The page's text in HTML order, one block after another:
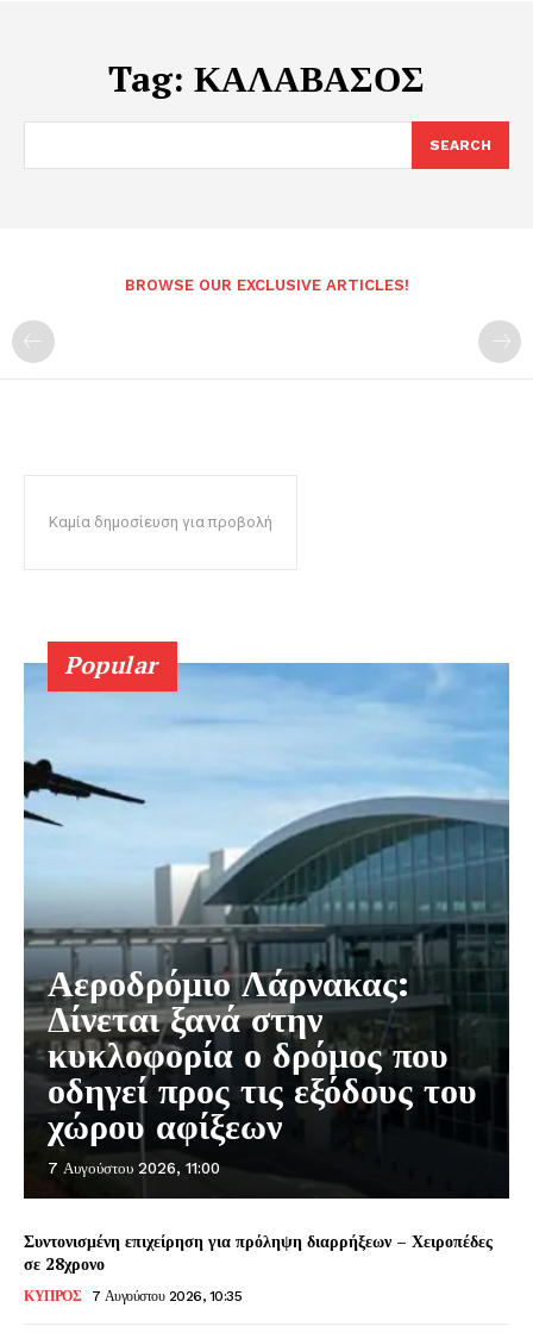
Tag: ΚΑΛΑΒΑΣΟΣ
SEARCH
BROWSE OUR EXCLUSIVE ARTICLES!
Καμία δημοσίευση για προβολή
Popular
Αεροδρόμιο Λάρνακας:
Δίνεται ξανά στην
κυκλοφορία ο δρόμος που
οδηγεί προς τις εξόδους του
χώρου αφίξεων
7 Αυγούστου 2026, 11:00
Συντονισμένη επιχείρηση για πρόληψη διαρρήξεων – Χειροπέδες
σε 28χρονο
ΚΥΠΡΟΣ 7 Αυγούστου 2026, 10:35